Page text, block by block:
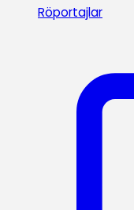
Röportajlar